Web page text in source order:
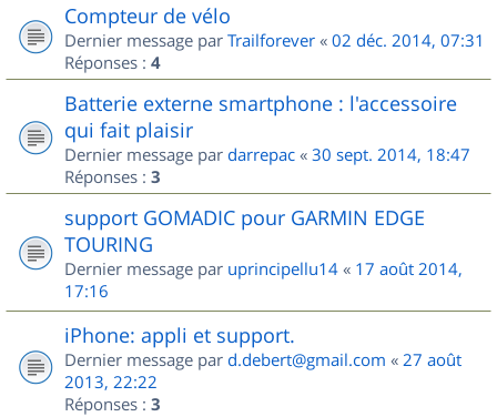
Compteur de vélo
Dernier message par Trailforever « 02 déc. 2014, 07:31
Réponses : 4
Batterie externe smartphone : l'accessoire
qui fait plaisir
Dernier message par darrepac « 30 sept. 2014, 18:47
Réponses : 3
support GOMADIC pour GARMIN EDGE
TOURING
Dernier message par uprincipellu14 « 17 août 2014,
17:16
iPhone: appli et support.
Dernier message par d.debert@gmail.com « 27 août
2013, 22:22
Réponses : 3